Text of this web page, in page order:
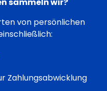
von persönlichen
Zahlungsabwicklung